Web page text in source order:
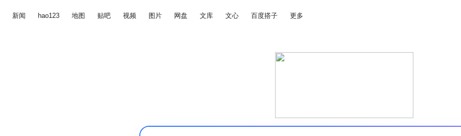
新闻 hao123 地图 贴吧 视频 图片 网盘 文库 文心 百度搭子 更多